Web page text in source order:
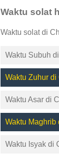
Waktu solat
Waktu solat di
Waktu Subuh
Waktu Zuhur di
Waktu Asar di
Waktu Maghrib
Waktu Isyak di